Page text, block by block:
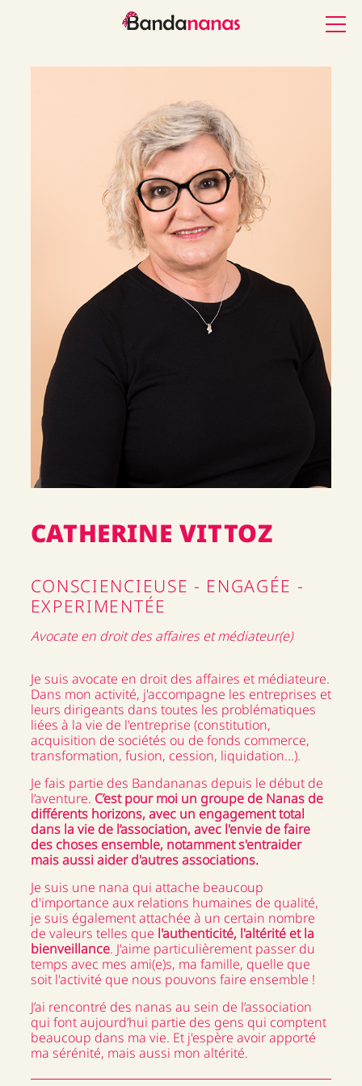
L’association
Les nanas
Nos actions caritatives
Postuler
Contact
CATHERINE VITTOZ
CONSCIENCIEUSE - ENGAGÉE -
EXPERIMENTÉE
Avocate en droit des affaires et médiateur(e)
Je suis avocate en droit des affaires et médiateure.
Dans mon activité, j'accompagne les entreprises et
leurs dirigeants dans toutes les problématiques
liées à la vie de l'entreprise (constitution,
acquisition de sociétés ou de fonds commerce,
transformation, fusion, cession, liquidation...).
Je fais partie des Bandananas depuis le début de
l’aventure. C’est pour moi un groupe de Nanas de
différents horizons, avec un engagement total
dans la vie de l’association, avec l'envie de faire
des choses ensemble, notamment s'entraider
mais aussi aider d'autres associations.
Je suis une nana qui attache beaucoup
d'importance aux relations humaines de qualité,
je suis également attachée à un certain nombre
de valeurs telles que l'authenticité, l'altérité et la
bienveillance. J'aime particulièrement passer du
temps avec mes ami(e)s, ma famille, quelle que
soit l'activité que nous pouvons faire ensemble !
J’ai rencontré des nanas au sein de l’association
qui font aujourd’hui partie des gens qui comptent
beaucoup dans ma vie. Et j'espère avoir apporté
ma sérénité, mais aussi mon altérité.